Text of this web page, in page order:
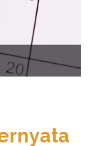
pria yang
kebiasaan